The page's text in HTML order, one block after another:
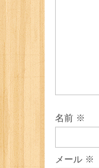
名前 ※
メール ※